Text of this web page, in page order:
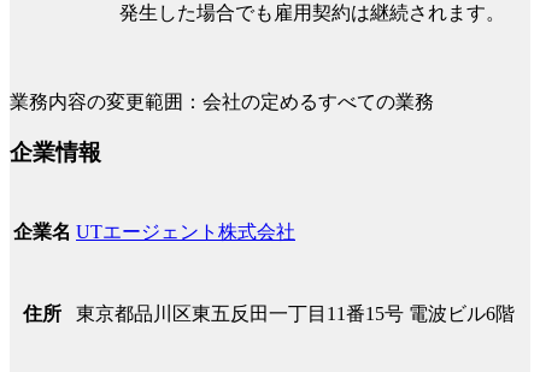
発生した場合でも雇用契約は継続されます。
業務内容の変更範囲：会社の定めるすべての業務
企業情報
企業名 UTエージェント株式会社
住所 東京都品川区東五反田一丁目11番15号 電波ビル6階